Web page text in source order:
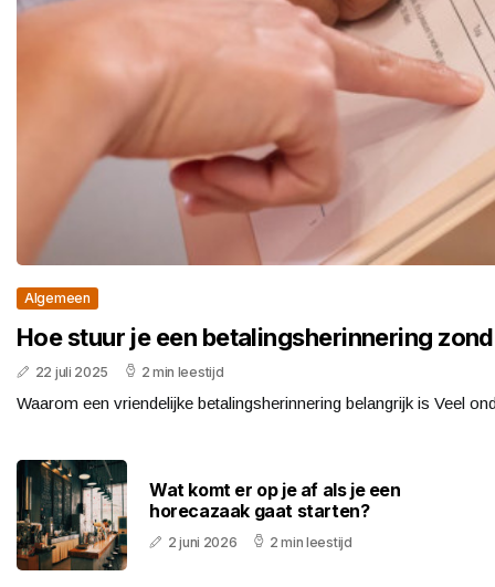
Algemeen
Hoe stuur je een betalingsherinnering
22 juli 2025 2 min leestijd
Waarom een vriendelijke betalingsherinnering belangrijk is Veel
Wat komt er op je af als je een
horecazaak gaat starten?
2 juni 2026 2 min leestijd